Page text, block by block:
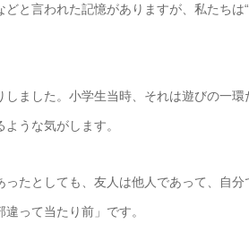
と言われた記憶がありますが、私たちは
ました。小学生当時、それは遊びの一
うな気がします。
たとしても、友人は他人であって、自
って当たり前」です。